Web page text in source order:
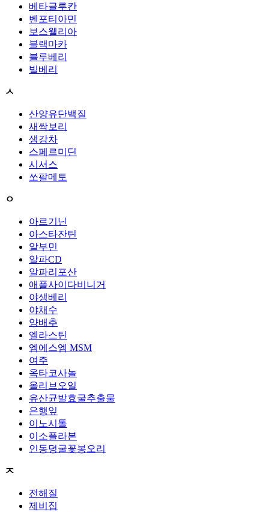
베타글루칸
벤포티아민
보스웰리아
블랙마카
블루베리
빌베리
ㅅ
산양유단백질
새싹보리
생강차
스페르미딘
시서스
쏘팔메토
ㅇ
아르기닌
아스타잔틴
알부민
알파CD
알파리포산
애플사이다비니거
야생베리
야채수
양배추
엘라스틴
엠에스엠 MSM
여주
옥타코사놀
올리브오일
유산균발효굴추출물
은행잎
이노시톨
이소플라본
인동덩굴꽃봉오리
ㅈ
전해질
제비집